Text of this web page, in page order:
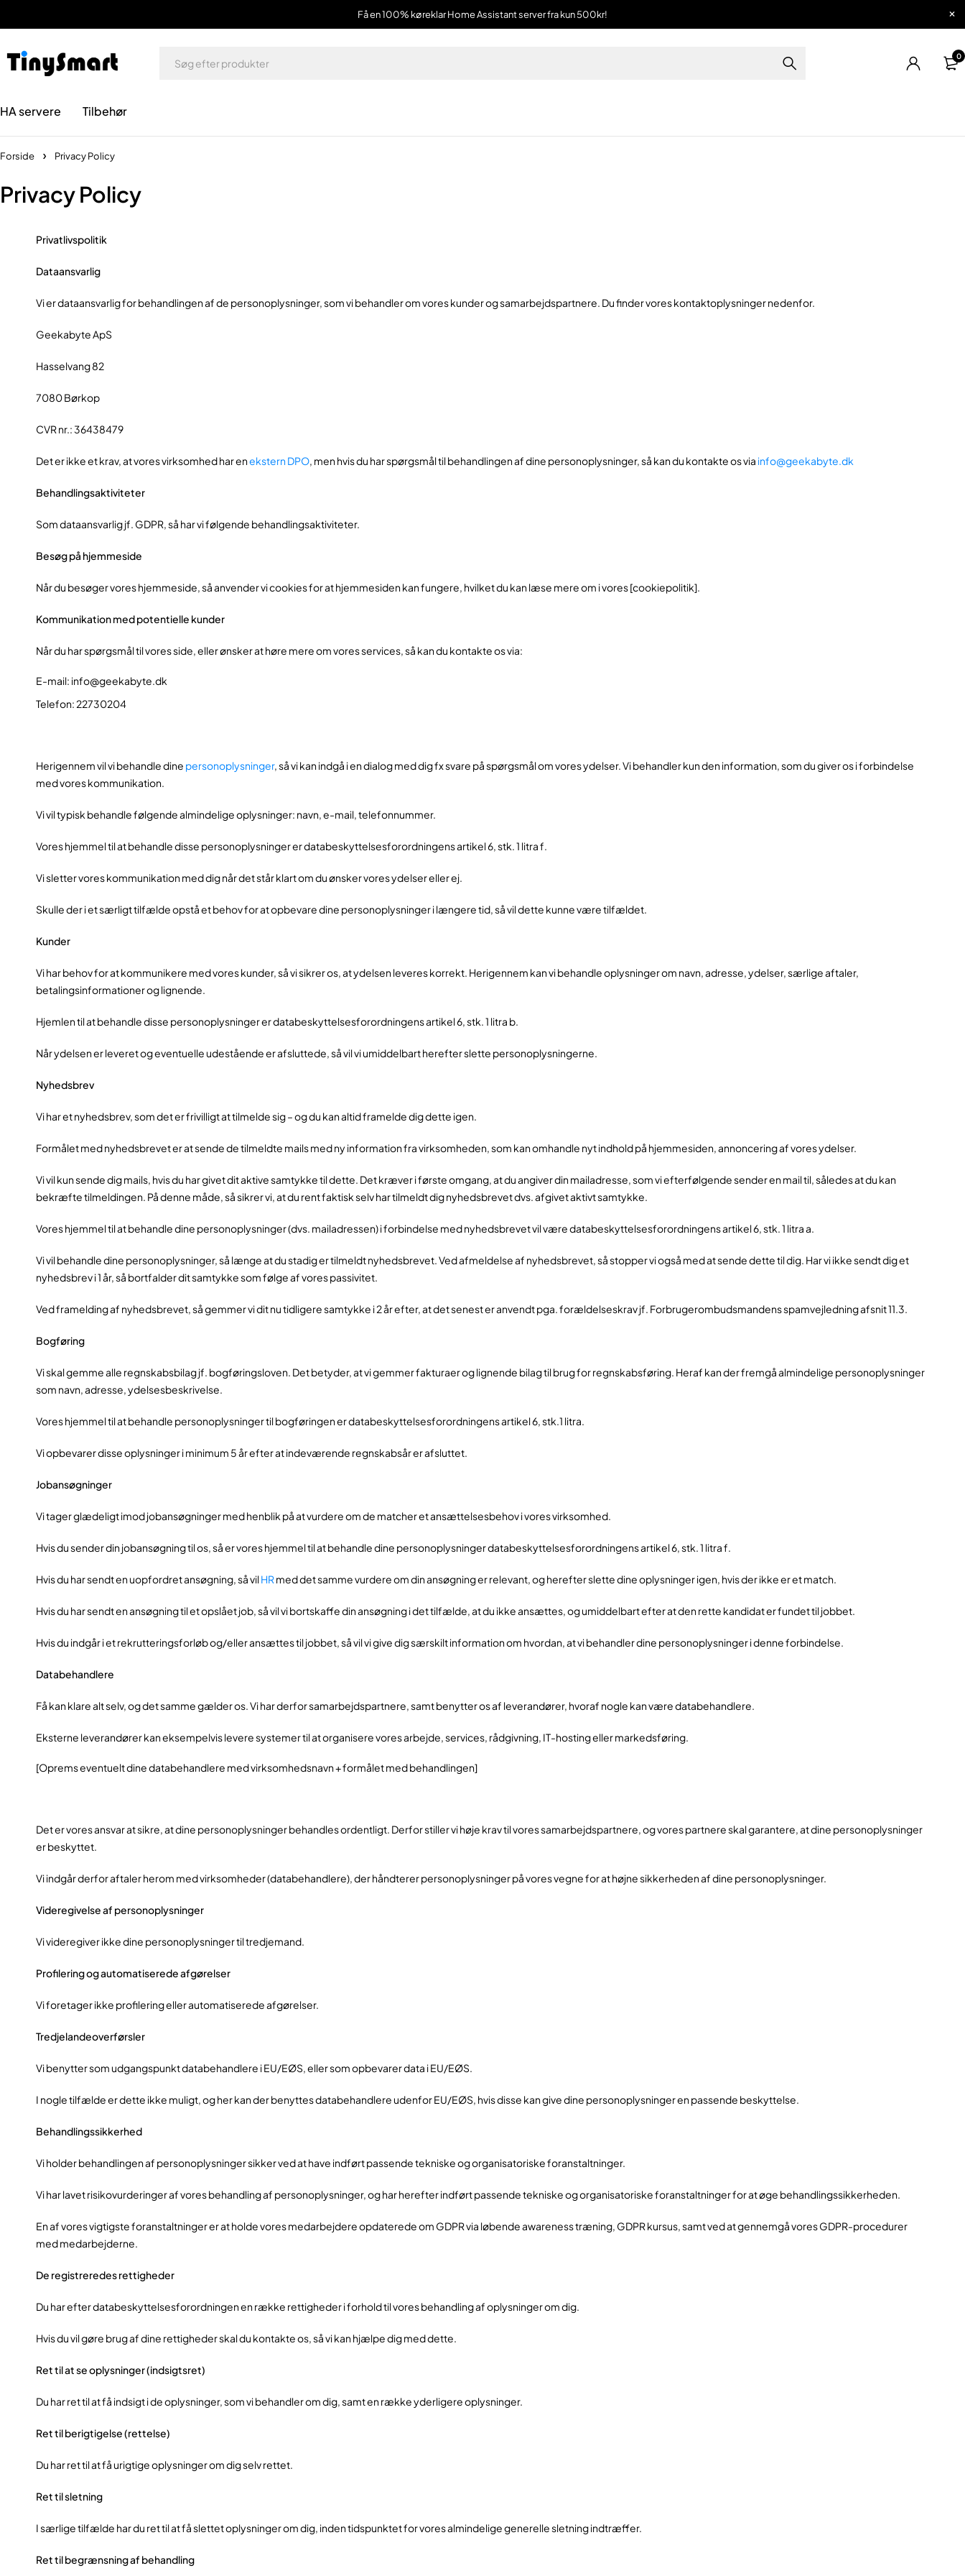
Få en 100% køreklar Home Assistant server fra kun 500kr!
0
HA servere Tilbehør
Forside Privacy Policy
Privacy Policy
Privatlivspolitik
Dataansvarlig
Vi er dataansvarlig for behandlingen af de personoplysninger, som vi behandler om vores kunder og samarbejdspartnere. Du finder vores kontaktoplysninger nedenfor.
Geekabyte ApS
Hasselvang 82
7080 Børkop
CVR nr.: 36438479
Det er ikke et krav, at vores virksomhed har enekstern DPO, men hvis du har spørgsmål til behandlingen af dine personoplysninger, så kan du kontakte os via info@geekabyte.dk
Behandlingsaktiviteter
Som dataansvarlig jf. GDPR, så har vi følgende behandlingsaktiviteter.
Besøg på hjemmeside
Når du besøger vores hjemmeside, så anvender vi cookies for at hjemmesiden kan fungere, hvilket du kan læse mere om i vores [cookiepolitik].
Kommunikation med potentielle kunder
Når du har spørgsmål til vores side, eller ønsker at høre mere om vores services, så kan du kontakte os via:
E-mail: info@geekabyte.dk
Telefon: 22730204
Herigennem vil vi behandle dine personoplysninger, så vi kan indgå i en dialog med dig fx svare på spørgsmål om vores ydelser. Vi behandler kun den information, som du giver os i forbindelse
med vores kommunikation.
Vi vil typisk behandle følgende almindelige oplysninger: navn, e-mail, telefonnummer.
Vores hjemmel til at behandle disse personoplysninger er databeskyttelsesforordningens artikel 6, stk. 1 litra f.
Vi sletter vores kommunikation med dig når det står klart om du ønsker vores ydelser eller ej.
Skulle der i et særligt tilfælde opstå et behov for at opbevare dine personoplysninger i længere tid, så vil dette kunne være tilfældet.
Kunder
Vi har behov for at kommunikere med vores kunder, så vi sikrer os, at ydelsen leveres korrekt. Herigennem kan vi behandle oplysninger om navn, adresse, ydelser, særlige aftaler,
betalingsinformationer og lignende.
Hjemlen til at behandle disse personoplysninger er databeskyttelsesforordningens artikel 6, stk. 1 litra b.
Når ydelsen er leveret og eventuelle udestående er afsluttede, så vil vi umiddelbart herefter slette personoplysningerne.
Nyhedsbrev
Vi har et nyhedsbrev, som det er frivilligt at tilmelde sig – og du kan altid framelde dig dette igen.
Formålet med nyhedsbrevet er at sende de tilmeldte mails med ny information fra virksomheden, som kan omhandle nyt indhold på hjemmesiden, annoncering af vores ydelser.
Vi vil kun sende dig mails, hvis du har givet dit aktive samtykke til dette. Det kræver i første omgang, at du angiver din mailadresse, som vi efterfølgende sender en mail til, således at du kan
bekræfte tilmeldingen. På denne måde, så sikrer vi, at du rent faktisk selv har tilmeldt dig nyhedsbrevet dvs. afgivet aktivt samtykke.
Vores hjemmel til at behandle dine personoplysninger (dvs. mailadressen) i forbindelse med nyhedsbrevet vil være databeskyttelsesforordningens artikel 6, stk. 1 litra a.
Vi vil behandle dine personoplysninger, så længe at du stadig er tilmeldt nyhedsbrevet. Ved afmeldelse af nyhedsbrevet, så stopper vi også med at sende dette til dig. Har vi ikke sendt dig et
nyhedsbrev i 1 år, så bortfalder dit samtykke som følge af vores passivitet.
Ved framelding af nyhedsbrevet, så gemmer vi dit nu tidligere samtykke i 2 år efter, at det senest er anvendt pga. forældelseskrav jf. Forbrugerombudsmandens spamvejledning afsnit 11.3.
Bogføring
Vi skal gemme alle regnskabsbilag jf. bogføringsloven. Det betyder, at vi gemmer fakturaer og lignende bilag til brug for regnskabsføring. Heraf kan der fremgå almindelige personoplysninger
som navn, adresse, ydelsesbeskrivelse.
Vores hjemmel til at behandle personoplysninger til bogføringen er databeskyttelsesforordningens artikel 6, stk.1 litra.
Vi opbevarer disse oplysninger i minimum 5 år efter at indeværende regnskabsår er afsluttet.
Jobansøgninger
Vi tager glædeligt imod jobansøgninger med henblik på at vurdere om de matcher et ansættelsesbehov i vores virksomhed.
Hvis du sender din jobansøgning til os, så er vores hjemmel til at behandle dine personoplysninger databeskyttelsesforordningens artikel 6, stk. 1 litra f.
Hvis du har sendt en uopfordret ansøgning, så vilHRmed det samme vurdere om din ansøgning er relevant, og herefter slette dine oplysninger igen, hvis der ikke er et match.
Hvis du har sendt en ansøgning til et opslået job, så vil vi bortskaffe din ansøgning i det tilfælde, at du ikke ansættes, og umiddelbart efter at den rette kandidat er fundet til jobbet.
Hvis du indgår i et rekrutteringsforløb og/eller ansættes til jobbet, så vil vi give dig særskilt information om hvordan, at vi behandler dine personoplysninger i denne forbindelse.
Databehandlere
Få kan klare alt selv, og det samme gælder os. Vi har derfor samarbejdspartnere, samt benytter os af leverandører, hvoraf nogle kan være databehandlere.
Eksterne leverandører kan eksempelvis levere systemer til at organisere vores arbejde, services, rådgivning, IT-hosting eller markedsføring.
[Oprems eventuelt dine databehandlere med virksomhedsnavn + formålet med behandlingen]
Det er vores ansvar at sikre, at dine personoplysninger behandles ordentligt. Derfor stiller vi høje krav til vores samarbejdspartnere, og vores partnere skal garantere, at dine personoplysninger
er beskyttet.
Vi indgår derfor aftaler herom med virksomheder (databehandlere), der håndterer personoplysninger på vores vegne for at højne sikkerheden af dine personoplysninger.
Videregivelse af personoplysninger
Vi videregiver ikke dine personoplysninger til tredjemand.
Profilering og automatiserede afgørelser
Vi foretager ikke profilering eller automatiserede afgørelser.
Tredjelandeoverførsler
Vi benytter som udgangspunkt databehandlere i EU/EØS, eller som opbevarer data i EU/EØS.
I nogle tilfælde er dette ikke muligt, og her kan der benyttes databehandlere udenfor EU/EØS, hvis disse kan give dine personoplysninger en passende beskyttelse.
Behandlingssikkerhed
Vi holder behandlingen af personoplysninger sikker ved at have indført passende tekniske og organisatoriske foranstaltninger.
Vi har lavet risikovurderinger af vores behandling af personoplysninger, og har herefter indført passende tekniske og organisatoriske foranstaltninger for at øge behandlingssikkerheden.
En af vores vigtigste foranstaltninger er at holde vores medarbejdere opdaterede om GDPR via løbende awareness træning, GDPR kursus, samt ved at gennemgå vores GDPR-procedurer
med medarbejderne.
De registreredes rettigheder
Du har efter databeskyttelsesforordningen en række rettigheder i forhold til vores behandling af oplysninger om dig.
Hvis du vil gøre brug af dine rettigheder skal du kontakte os, så vi kan hjælpe dig med dette.
Ret til at se oplysninger (indsigtsret)
Du har ret til at få indsigt i de oplysninger, som vi behandler om dig, samt en række yderligere oplysninger.
Ret til berigtigelse (rettelse)
Du har ret til at få urigtige oplysninger om dig selv rettet.
Ret til sletning
I særlige tilfælde har du ret til at få slettet oplysninger om dig, inden tidspunktet for vores almindelige generelle sletning indtræffer.
Ret til begrænsning af behandling